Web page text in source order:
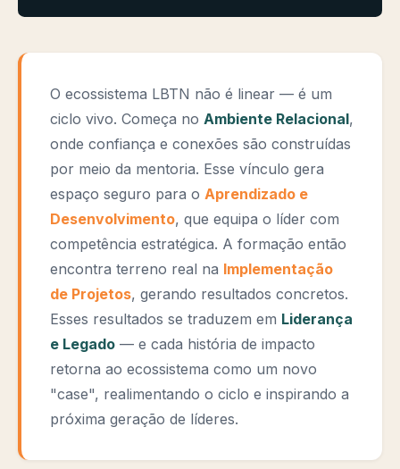
O ecossistema LBTN não é linear — é um
ciclo vivo. Começa no Ambiente Relacional,
onde confiança e conexões são construídas
por meio da mentoria. Esse vínculo gera
espaço seguro para o Aprendizado e
Desenvolvimento, que equipa o líder com
competência estratégica. A formação então
encontra terreno real na Implementação
de Projetos, gerando resultados concretos.
Esses resultados se traduzem em Liderança
e Legado — e cada história de impacto
retorna ao ecossistema como um novo
"case", realimentando o ciclo e inspirando a
próxima geração de líderes.